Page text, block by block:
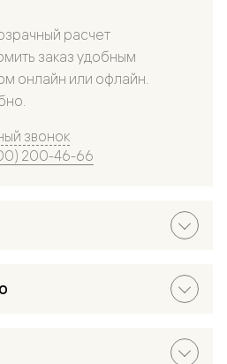
расчет
заказ удобным
онлайн или офлайн.
звонок
200-46-66